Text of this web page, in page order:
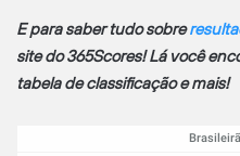
E para saber tudo sobre
site do 365Scores! Lá você
tabela de classificação e mais!